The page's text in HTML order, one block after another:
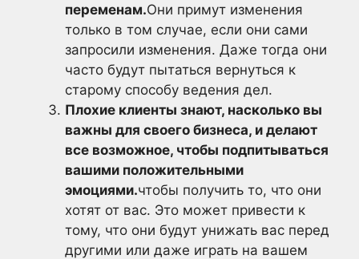
переменам.Они примут изменения
только в том случае, если они сами
запросили изменения. Даже тогда они
часто будут пытаться вернуться к
старому способу ведения дел.
Плохие клиенты знают, насколько вы
важны для своего бизнеса, и делают
все возможное, чтобы подпитываться
вашими положительными
эмоциями.чтобы получить то, что они
хотят от вас. Это может привести к
тому, что они будут унижать вас перед
другими или даже играть на вашем